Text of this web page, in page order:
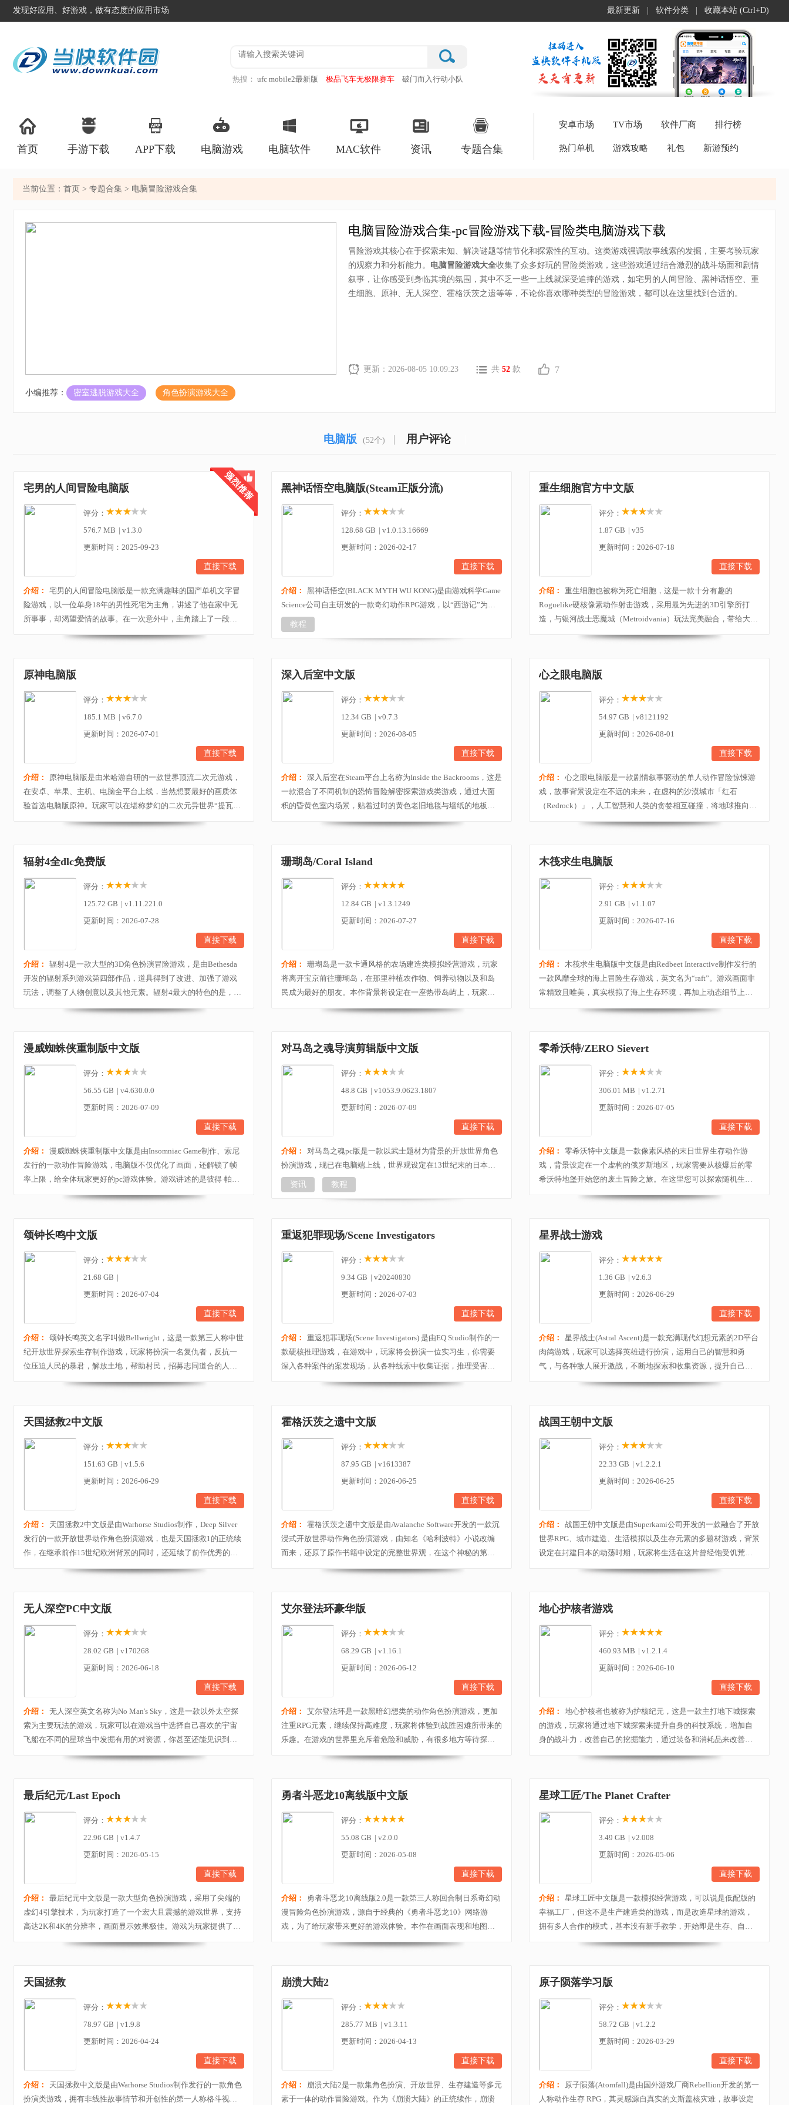
发现好应用、好游戏，做有态度的应用市场 最新更新 软件分类 收藏本站 (Ctrl+D)
热搜： ufc mobile2最新版 极品飞车无极限赛车
破门而入行动小队
首页 手游下载 APP下载 电脑游戏 电脑软件 MAC软件 资讯 专题合集
安卓市场 TV市场 软件厂商 排行榜
热门单机 游戏攻略 礼包 新游预约
当前位置： 首页 > 专题合集 > 电脑冒险游戏合集
电脑冒险游戏合集-pc冒险游戏下载-冒险类电脑游戏下载
冒险游戏‌其核心在于探索未知、解决谜题等情节化和探索性的互动。这类游戏强调故事线索的发掘，主要考验玩家
的观察力和分析能力。 电脑冒险游戏大全收集了众多好玩的冒险类游戏，这些游戏通过结合激烈的战斗场面和剧情
叙事，让你感受到身临其境的氛围，其中不乏一些一上线就深受追捧的游戏，如宅男的人间冒险、黑神话悟空、重
生细胞、原神、无人深空、霍格沃茨之遗等等，不论你喜欢哪种类型的冒险游戏，都可以在这里找到合适的。
更新：2026-08-05 10:09:23 共 52 款 7
小编推荐： 密室逃脱游戏大全 角色扮演游戏大全
电脑版 (52个) 用户评论
宅男的人间冒险电脑版
评分：
576.7 MB | v1.3.0
更新时间：2025-09-23
直接下载
介绍：
宅男的人间冒险电脑版是一款充满趣味的国产单机文字冒
险游戏，以一位单身18年的男性死宅为主角，讲述了他在家中无
所事事，却渴望爱情的故事。在一次意外中，主角踏上了一段奇
幻的冒险之旅，玩家需要帮助他经历重重考验，最终赢得美少女
感人的剧情，为玩家带来了一场别具一格的奇幻冒险体...
黑神话悟空电脑版(Steam正版分流)
评分：
128.68 GB | v1.0.13.16669
更新时间：2026-02-17
直接下载
介绍：
黑神话悟空(BLACK MYTH WU KONG)是由游戏科学Game
Science公司自主研发的一款奇幻动作RPG游戏，以“西游记”为背
景，讲述了一个全新的黑暗悟空故事，可以说是颠覆大伙以往对
于西游之路取经的认知，逐个黑化了孙悟空等一路上遇到的角
魅力和深邃内涵。本作采用虚幻5引擎打造，拥有超清画质...
教程
重生细胞官方中文版
评分：
1.87 GB | v35
更新时间：2026-07-18
直接下载
介绍：
重生细胞也被称为死亡细胞，这是一款十分有趣的
Roguelike硬核像素动作射击游戏，采用最为先进的3D引擎所打
造，与银河战士恶魔城（Metroidvania）玩法完美融合，带给大家
许多与众不同的游戏体验。游戏有着众多的随机性以及挑战性玩
素，也提供了很多可以探索的内容，如：地穴、城堡、海岸、隐...
原神电脑版
评分：
185.1 MB | v6.7.0
更新时间：2026-07-01
直接下载
介绍：
原神电脑版是由米哈游自研的一款世界顶流二次元游戏，
在安卓、苹果、主机、电脑全平台上线，当然想要最好的画质体
验首选电脑版原神。玩家可以在堪称梦幻的二次元异世界“提瓦
特”中自由冒险，攀爬、游泳、滑翔，扮演“旅行者”结识性格各
优秀的剧情表现，新颖的游戏方式，独特的...
深入后室中文版
评分：
12.34 GB | v0.7.3
更新时间：2026-08-05
直接下载
介绍：
深入后室在Steam平台上名称为Inside the Backrooms，这是
一款混合了不同机制的恐怖冒险解密探索游戏类游戏，通过大面
积的昏黄色室内场景，贴着过时的黄色老旧地毯与墙纸的地板和
墙壁，以及在某个角落隐藏的恐怖生物，为玩家打造了一个充满
相扣，你会遇到笑魇、钝人、猎犬、窃皮者、派对客、...
心之眼电脑版
评分：
54.97 GB | v8121192
更新时间：2026-08-01
直接下载
介绍：
心之眼电脑版是一款剧情叙事驱动的单人动作冒险惊悚游
戏，故事背景设定在不远的未来，在虚构的沙漠城市「红石
（Redrock）」，人工智慧和人类的贪婪相互碰撞，将地球推向崩
溃的边缘。玩家将在心之眼游戏中扮演主角雅各‧狄亚兹（Jacob
眼）后，雅各被零散的记忆所困扰，他迫切想要发现有关...
辐射4全dlc免费版
评分：
125.72 GB | v1.11.221.0
更新时间：2026-07-28
直接下载
介绍：
辐射4是一款大型的3D角色扮演冒险游戏，是由Bethesda
开发的辐射系列游戏第四部作品，道具得到了改进、加强了游戏
玩法，调整了人物创意以及其他元素。辐射4最大的特色的是，带
来了合作模式，玩家之间可以一同收集资源打造避难所。游戏设
后的城市中生存，收集物资，对付各类难缠的辐射生物...
珊瑚岛/Coral Island
评分：
12.84 GB | v1.3.1249
更新时间：2026-07-27
直接下载
介绍：
珊瑚岛是一款卡通风格的农场建造类模拟经营游戏，玩家
将离开宝京前往珊瑚岛，在那里种植农作物、饲养动物以及和岛
民成为最好的朋友。本作背景将设定在一座热带岛屿上，玩家不
仅可以探索岛上的内容，还可潜入水下来恢复珊瑚礁，或去洞穴
也许会变得艰难，但请务必坚持下去，因为该岛已经为...
木筏求生电脑版
评分：
2.91 GB | v1.1.07
更新时间：2026-07-16
直接下载
介绍：
木筏求生电脑版中文版是由Redbeet Interactive制作发行的
一款风靡全球的海上冒险生存游戏，英文名为“raft”。游戏画面非
常精致且唯美，真实模拟了海上生存环境，再加上动态细节上的
优质表现，给玩家一种身临其境的游戏体验。游戏讲述着一名优
开，基于这个背景，游戏常被玩家们叫做“船长漂...
漫威蜘蛛侠重制版中文版
评分：
56.55 GB | v4.630.0.0
更新时间：2026-07-09
直接下载
介绍：
漫威蜘蛛侠重制版中文版是由Insomniac Game制作、索尼
发行的一款动作冒险游戏，电脑版不仅优化了画面，还解锁了帧
率上限，给全体玩家更好的pc游戏体验。游戏讲述的是彼得·帕克
和蜘蛛侠的世界在动作火爆的原创剧情中碰撞交织，玩家将扮演
打个落花流水。游戏集开放世界ARPG、潜行、收集...
对马岛之魂导演剪辑版中文版
评分：
48.8 GB | v1053.9.0623.1807
更新时间：2026-07-09
直接下载
介绍：
对马岛之魂pc版是一款以武士题材为背景的开放世界角色
扮演游戏，现已在电脑端上线，世界观设定在13世纪末的日本，
蒙古帝国和高丽国联合起来，派遣大军攻打日本。这是一场震撼
人心的历史事件，也是游戏的核心故事背景，玩家将扮演游戏中
自己的国家和人民。玩家的任务就是要扮演这位武士，...
资讯 教程
零希沃特/ZERO Sievert
评分：
306.01 MB | v1.2.71
更新时间：2026-07-05
直接下载
介绍：
零希沃特中文版是一款像素风格的末日世界生存动作游
戏，背景设定在一个虚构的俄罗斯地区，玩家需要从核爆后的零
希沃特地堡开始您的废土冒险之旅。在这里您可以探索随机生成
的地图，战斗并获取战利品，与NPC互动、接受任务、交易物品，
只有一把枪和一瓶水，之后就要靠自己去搜寻物品，干掉...
颂钟长鸣中文版
评分：
21.68 GB |
更新时间：2026-07-04
直接下载
介绍：
颂钟长鸣英文名字叫做Bellwright，这是一款第三人称中世
纪开放世界探索生存制作游戏，玩家将扮演一名复仇者，反抗一
位压迫人民的暴君，解放土地，帮助村民，招募志同道合的人加
入你的事业。你的新同伴将帮助你积累资源和力量，对抗皇室，
需要在严酷的世界中收集和管理资源以求生存，并在...
重返犯罪现场/Scene Investigators
评分：
9.34 GB | v20240830
更新时间：2026-07-03
直接下载
介绍：
重返犯罪现场(Scene Investigators) 是由EQ Studio制作的一
款硬核推理游戏，在游戏中，玩家将会扮演一位实习生，你需要
深入各种案件的案发现场，从各种线索中收集证据，推理受害者
与嫌疑人之间的联系，最终破解迷题。本作主打一个演绎推理，
还是依据已有的东西对未知的部分进行有理由的脑...
星界战士游戏
评分：
1.36 GB | v2.6.3
更新时间：2026-06-29
直接下载
介绍：
星界战士(Astral Ascent)是一款充满现代幻想元素的2D平台
肉鸽游戏，玩家可以选择英雄进行扮演，运用自己的智慧和勇
气，与各种敌人展开激战，不断地探索和收集资源，提升自己的
战斗力和生存能力，逃离被邪恶的花园。游戏拥有丰富的剧情和
用！ 游戏特色1、勇往直前 为你的4个不同角色解...
天国拯救2中文版
评分：
151.63 GB | v1.5.6
更新时间：2026-06-29
直接下载
介绍：
天国拯救2中文版是由Warhorse Studios制作，Deep Silver
发行的一款开放世界动作角色扮演游戏，也是天国拯救1的正统续
作，在继承前作15世纪欧洲背景的同时，还延续了前作优秀的动
作系统，更加丰富了游戏玩法，旨在带给玩家与众不同的游戏体
真凶你踏上了一条史诗级冒险之路，玩家将经历一系...
霍格沃茨之遗中文版
评分：
87.95 GB | v1613387
更新时间：2026-06-25
直接下载
介绍：
霍格沃茨之遗中文版是由Avalanche Software开发的一款沉
浸式开放世界动作角色扮演游戏，由知名《哈利波特》小说改编
而来，还原了原作书籍中设定的完整世界观，在这个神秘的第三
人称动作冒险RPG游戏中，玩家将扮演一个五年级的女巫或魔法
访那些即熟悉又陌生的地点，探索发现魔法世界中的各...
战国王朝中文版
评分：
22.33 GB | v1.2.2.1
更新时间：2026-06-25
直接下载
介绍：
战国王朝中文版是由Superkami公司开发的一款融合了开放
世界RPG、城市建造、生活模拟以及生存元素的多题材游戏，背景
设定在封建日本的动荡时期，玩家将生活在这片曾经饱受饥荒和
战争摧残的地区，你的主要任务是从养活自己到组织建立一个社
源、制造、狩猎、建造和耕种并与强悍的敌人作战，...
无人深空PC中文版
评分：
28.02 GB | v170268
更新时间：2026-06-18
直接下载
介绍：
无人深空英文名称为No Man's Sky，这是一款以外太空探
索为主要玩法的游戏，玩家可以在游戏当中选择自己喜欢的宇宙
飞船在不同的星球当中发掘有用的对资源，你甚至还能见识到各
种奇特的动植物，搭配上逼真的科幻画风以及写实的画面，给玩
化身为英勇的战士，掠夺不同星球的财富，抢夺当地人的...
艾尔登法环豪华版
评分：
68.29 GB | v1.16.1
更新时间：2026-06-12
直接下载
介绍：
艾尔登法环是一款黑暗幻想类的动作角色扮演游戏，更加
注重RPG元素，继续保持高难度，玩家将体验到战胜困难所带来的
乐趣。在游戏的世界里充斥着危险和威胁，有很多地方等待探
索，在也许中玩家会见到一些错综复杂的地图设计，充满层次感
根据现实生活中一比一还原，下雨时主角也会受到阻碍...
地心护核者游戏
评分：
460.93 MB | v1.2.1.4
更新时间：2026-06-10
直接下载
介绍：
地心护核者也被称为护核纪元，这是一款主打地下城探索
的游戏，玩家将通过地下城探索来提升自身的科技系统，增加自
身的战斗力，改善自己的挖掘能力，通过装备和消耗品来改善自
身的基础属性，与地下城的强大敌人激情对决。地下城中有商
地心护核者游戏内随着玩家的进度改善，玩家将会获得从...
最后纪元/Last Epoch
评分：
22.96 GB | v1.4.7
更新时间：2026-05-15
直接下载
介绍：
最后纪元中文版是一款大型角色扮演游戏，采用了尖端的
虚幻4引擎技术，为玩家打造了一个宏大且震撼的游戏世界，支持
高达2K和4K的分辨率，画面显示效果极佳。游戏为玩家提供了多
种不同的职业选择，最初始游五种基础职业，每个职业下面有3种
的敌人。感兴趣的小伙伴快来下载体验吧。 游戏特...
勇者斗恶龙10离线版中文版
评分：
55.08 GB | v2.0.0
更新时间：2026-05-08
直接下载
介绍：
勇者斗恶龙10离线版2.0是一款第三人称回合制日系奇幻动
漫冒险角色扮演游戏，源自于经典的《勇者斗恶龙10》网络游
戏，为了给玩家带来更好的游戏体验。本作在画面表现和地图方
面进行了全面的更新，特别优化了离线游玩的沉浸感，除了将战
才拥有的特色。勇者斗恶龙10离线版包含了丰富...
星球工匠/The Planet Crafter
评分：
3.49 GB | v2.008
更新时间：2026-05-06
直接下载
介绍：
星球工匠中文版是一款模拟经营游戏，可以说是低配版的
幸福工厂，但这不是生产建造类的游戏，而是改造星球的游戏，
拥有多人合作的模式，基本没有新手教学，开始即是生存、自学
的开始，所有东西基本都要自己去摸索和探索，离开逃生舱就会
活后会提供一点点的氧气量，但也只能坚持几秒左右马...
天国拯救
评分：
78.97 GB | v1.9.8
更新时间：2026-04-24
直接下载
介绍：
天国拯救中文版是由Warhorse Studios制作发行的一款角色
扮演类游戏，拥有非线性故事情节和开创性的第一人称格斗视
崩溃大陆2
评分：
285.77 MB | v1.3.11
更新时间：2026-04-13
直接下载
介绍：
崩溃大陆2是一款集角色扮演、开放世界、生存建造等多元
素于一体的动作冒险游戏。作为《崩溃大陆》的正统续作，崩溃
原子陨落学习版
评分：
58.72 GB | v1.2.2
更新时间：2026-03-29
直接下载
介绍：
原子陨落(Atomfall)是由国外游戏厂商Rebellion开发的第一
人称动作生存 RPG，其灵感源自真实的文斯盖核灾难，故事设定